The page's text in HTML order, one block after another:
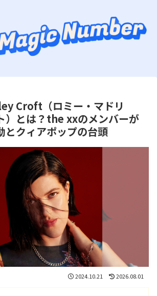
Croft（ロミー・マドリ
）とは？the xxのメンバーが
とクィアポップの台頭
2024.10.21 2026.08.01